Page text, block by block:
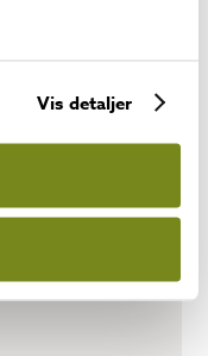
Vis detaljer